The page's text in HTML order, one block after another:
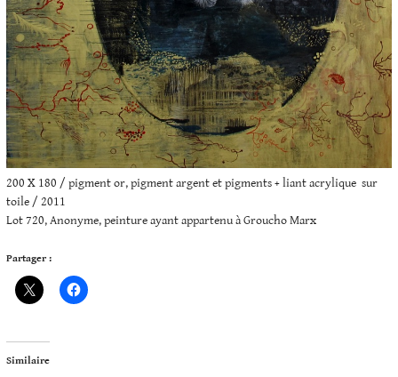
200 X 180 / pigment or, pigment argent et pigments + liant acrylique sur
toile / 2011
Lot 720, Anonyme, peinture ayant appartenu à Groucho Marx
Partager :
Similaire